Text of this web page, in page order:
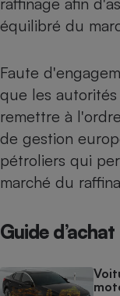
équilibré du
Faute
que les
remettre à
de gestion
pétroliers qui
marché du
Guide d’achat